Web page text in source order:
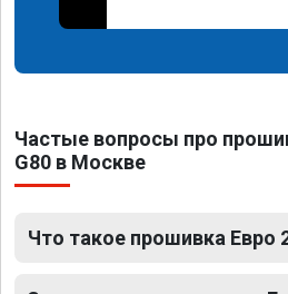
Частые вопросы про
G80 в Москве
Что такое прошивка Евро